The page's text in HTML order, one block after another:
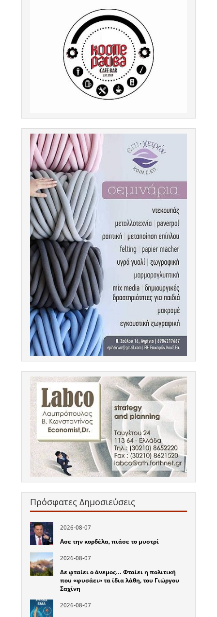
Πρόσφατες Δημοσιεύσεις
2026-08-07
Ασε την κορδέλα, πιάσε το μυστρί
2026-08-07
Δε φταίει ο άνεμος… Φταίει η πολιτική
που «φυσάει» τα ίδια λάθη, του Γιώργου
Σαχίνη
2026-08-07